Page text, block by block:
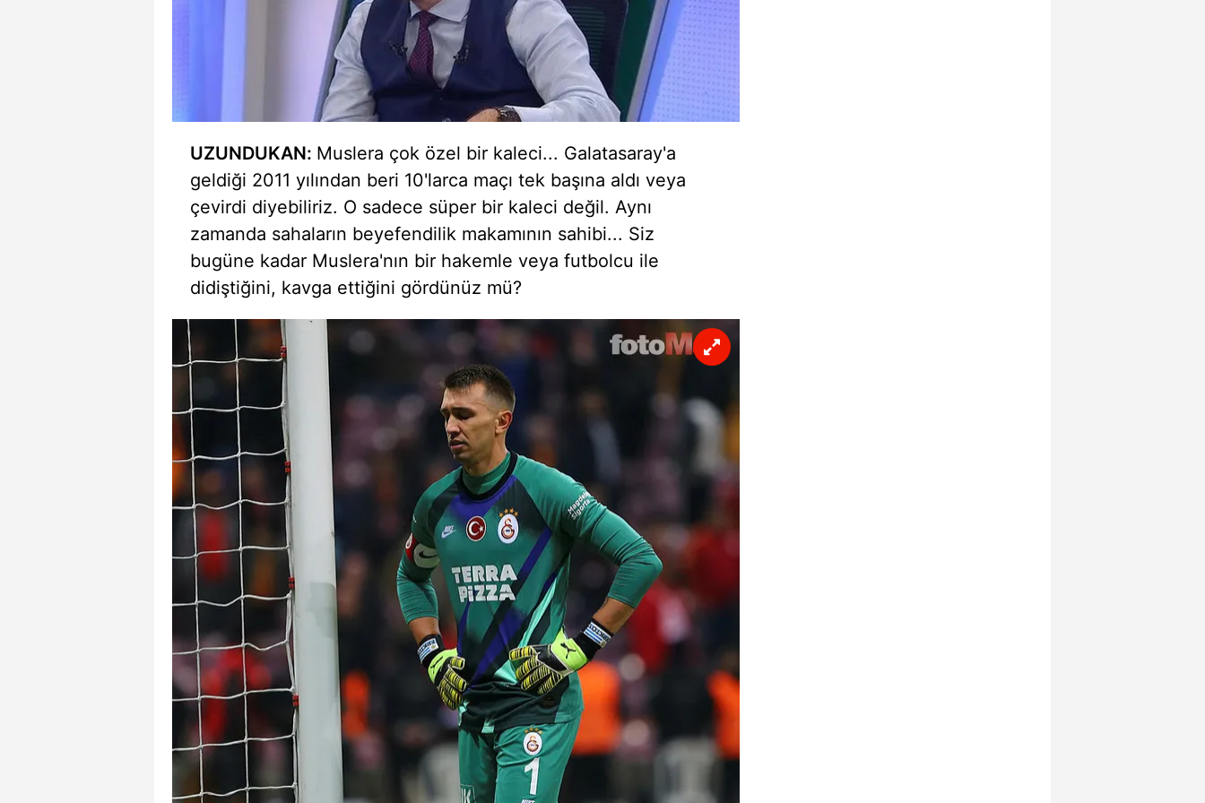
mevzuata uygun olarak kullanılan çerezlerle ilgili bilgi almak için lütfen
tıklayınız
UZUNDUKAN: Muslera çok özel bir kaleci... Galatasaray'a
geldiği 2011 yılından beri 10'larca maçı tek başına aldı veya
çevirdi diyebiliriz. O sadece süper bir kaleci değil. Aynı
zamanda sahaların beyefendilik makamının sahibi... Siz
bugüne kadar Muslera'nın bir hakemle veya futbolcu ile
didiştiğini, kavga ettiğini gördünüz mü?